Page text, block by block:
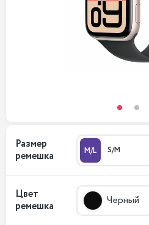
Размер
ремешка
M/L S/M
Цвет
ремешка
Черный